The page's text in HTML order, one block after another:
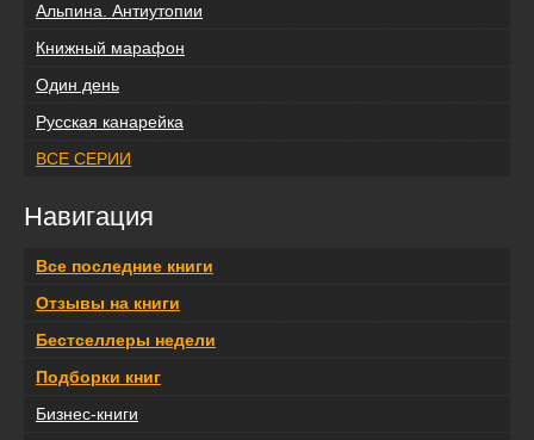
Альпина. Антиутопии
Книжный марафон
Один день
Русская канарейка
ВСЕ СЕРИИ
Навигация
Все последние книги
Отзывы на книги
Бестселлеры недели
Подборки книг
Бизнес-книги